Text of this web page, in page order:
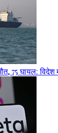
75 घायल: